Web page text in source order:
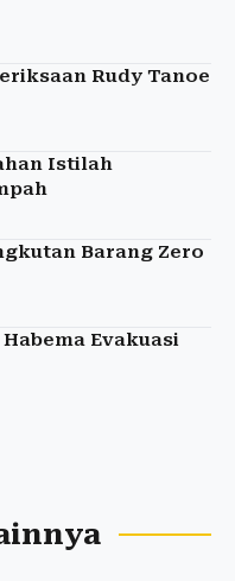
Rudy Tanoe
Istilah
Barang Zero
Evakuasi